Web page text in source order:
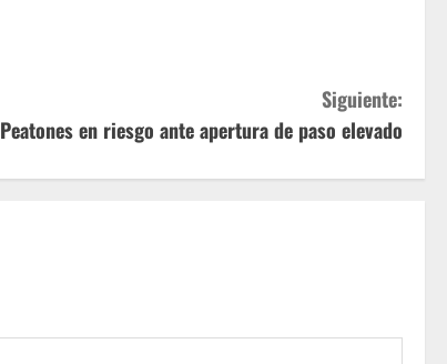
Siguiente:
Peatones en riesgo ante apertura de paso elevado